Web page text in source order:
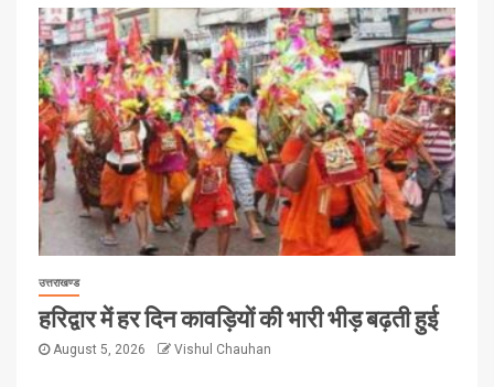
उत्तराखण्ड
हरिद्वार में हर दिन कावड़ियों की भारी भीड़ बढ़ती हुई
August 5, 2026 Vishul Chauhan